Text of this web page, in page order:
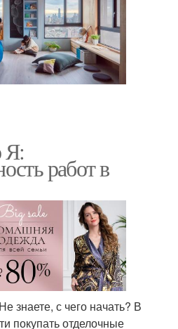
Я:
работ в
знаете, с чего начать? В
покупать отделочные